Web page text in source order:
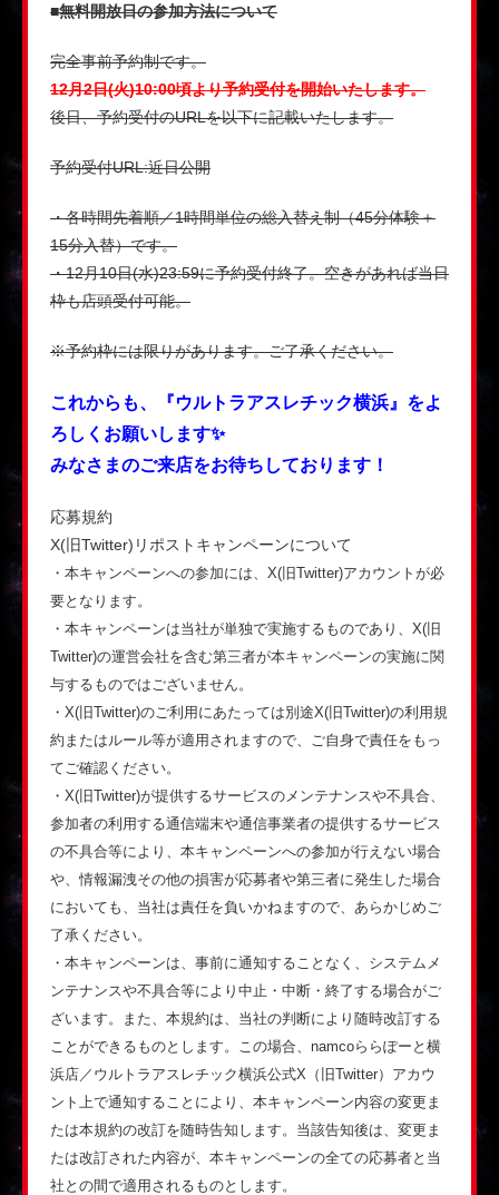
■無料開放日の参加方法について
完全事前予約制です。
12月2日(火)10:00頃より予約受付を開始いたします。
後日、予約受付のURLを以下に記載いたします。
予約受付URL:近日公開
・各時間先着順／1時間単位の総入替え制（45分体験＋
15分入替）です。
・12月10日(水)23:59に予約受付終了。空きがあれば当日
枠も店頭受付可能。
※予約枠には限りがあります。ご了承ください。
これからも、『ウルトラアスレチック横浜』をよ
ろしくお願いします✨
みなさまのご来店をお待ちしております！
応募規約
X(旧Twitter)リポストキャンペーンについて
・本キャンペーンへの参加には、X(旧Twitter)アカウントが必
要となります。
・本キャンペーンは当社が単独で実施するものであり、X(旧
Twitter)の運営会社を含む第三者が本キャンペーンの実施に関
与するものではございません。
・X(旧Twitter)のご利用にあたっては別途X(旧Twitter)の利用規
約またはルール等が適用されますので、ご自身で責任をもっ
てご確認ください。
・X(旧Twitter)が提供するサービスのメンテナンスや不具合、
参加者の利用する通信端末や通信事業者の提供するサービス
の不具合等により、本キャンペーンへの参加が行えない場合
や、情報漏洩その他の損害が応募者や第三者に発生した場合
においても、当社は責任を負いかねますので、あらかじめご
了承ください。
・本キャンペーンは、事前に通知することなく、システムメ
ンテナンスや不具合等により中止・中断・終了する場合がご
ざいます。また、本規約は、当社の判断により随時改訂する
ことができるものとします。この場合、namcoららぽーと横
浜店／ウルトラアスレチック横浜公式X（旧Twitter）アカウ
ント上で通知することにより、本キャンペーン内容の変更ま
たは本規約の改訂を随時告知します。当該告知後は、変更ま
たは改訂された内容が、本キャンペーンの全ての応募者と当
社との間で適用されるものとします。